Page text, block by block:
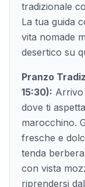
tradizionale
La tua guida
vita nomade
desertico su
Pranzo
15:30): Arrivo
dove ti
marocchino.
fresche e
tenda
con vista
riprendersi